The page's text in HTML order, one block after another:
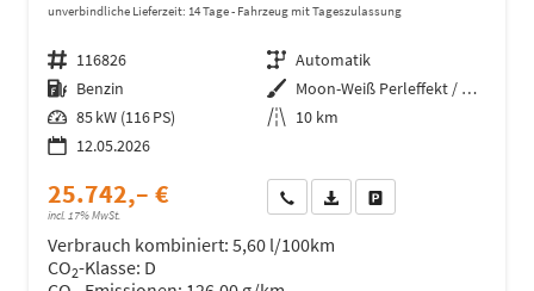
unverbindliche Lieferzeit: 14 Tage Fahrzeug mit Tageszulassung
Fahrzeugnr. 116826 Getriebe Automatik
Kraftstoff Benzin Außenfarbe
Moon-Weiß Perleffekt / Dach in B
Leistung 85 kW (116 PS) Kilometerstand 10 km
12.05.2026
25.742,– €
incl. 17% MwSt.
Wir rufen Sie anFahrzeugexposé (PDF)
Verbrauch kombiniert: 5,60 l/100km
CO2-Klasse: D